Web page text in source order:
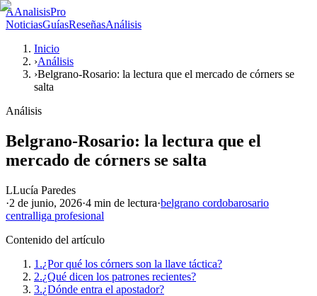
AAnalisisPro
NoticiasGuíasReseñasAnálisis
Inicio
›Análisis
›Belgrano-Rosario: la lectura que el mercado de córners se
salta
Análisis
Belgrano-Rosario: la lectura que el
mercado de córners se salta
LLucía Paredes
·2 de junio, 2026·4 min de lectura·belgrano cordobarosario
centralliga profesional
Contenido del artículo
1.¿Por qué los córners son la llave táctica?
2.¿Qué dicen los patrones recientes?
3.¿Dónde entra el apostador?